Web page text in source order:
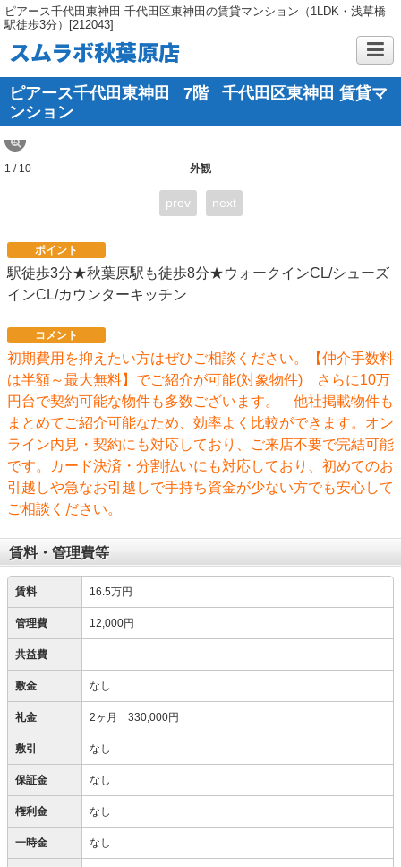
ピアース千代田東神田 千代田区東神田の賃貸マンション（1LDK・浅草橋
駅徒歩3分）[212043]
スムラボ秋葉原店
ピアース千代田東神田 7階
千代田区東神田 賃貸マ
ンション
外観
1 / 10
prev next
ポイント
駅徒歩3分★秋葉原駅も徒歩8分★ウォークインCL/シューズ
インCL/カウンターキッチン
コメント
初期費用を抑えたい方はぜひご相談ください。【仲介手数料
は半額～最大無料】でご紹介が可能(対象物件) さらに10万
円台で契約可能な物件も多数ございます。 他社掲載物件も
まとめてご紹介可能なため、効率よく比較ができます。オン
ライン内見・契約にも対応しており、ご来店不要で完結可能
です。カード決済・分割払いにも対応しており、初めてのお
引越しや急なお引越しで手持ち資金が少ない方でも安心して
ご相談ください。
賃料・管理費等
賃料 16.5万円
管理費 12,000円
共益費 －
敷金 なし
礼金 2ヶ月 330,000円
敷引 なし
保証金 なし
権利金 なし
一時金 なし